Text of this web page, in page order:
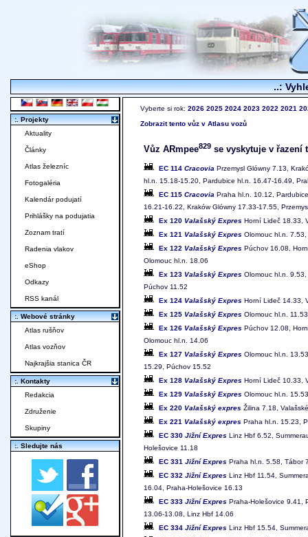
..:
Vyberte si rok: 2026 2025 2024 2023 2022 2021
Zobrazit tento vůz v Atlasu vozů
Vůz ARmpee829 se vyskytuje v řazení
EC 114 Cracovia Przemysl Glówny 7.13,
hl.n. 15.18-15.20, Pardubice hl.n. 16.47-16.49,
EC 115 Cracovia Praha hl.n. 10.12,
16.21-16.22, Kraków Glówny 17.33-17.55,
Ex 120 Valašský Expres Horní Lideč 18.33,
Ex 121 Valašský Expres Olomouc hl.n.
Ex 122 Valašský Expres Púchov 16.08,
Olomouc hl.n. 18.06
Ex 123 Valašský Expres Olomouc hl.n.
Púchov 11.52
Ex 124 Valašský Expres Horní Lideč 14.33,
Ex 125 Valašský Expres Olomouc hl.n.
Ex 126 Valašský Expres Púchov 12.08,
Olomouc hl.n. 14.06
Ex 127 Valašský Expres Olomouc hl.n.
15.29, Púchov 15.52
Ex 128 Valašský Expres Horní Lideč 10.33,
Ex 129 Valašský Expres Olomouc hl.n.
Ex 220 Valašský expres Žilina 7.18,
Ex 221 Valašský expres Praha hl.n. 15.23,
EC 330 Jižní Expres Linz Hbf 6.52,
Holešovice 11.18
EC 331 Jižní Expres Praha hl.n. 5.58, Tábor
EC 332 Jižní Expres Linz Hbf 11.54,
16.04, Praha-Holešovice 16.13
EC 333 Jižní Expres Praha-Holešovice 9.41,
13.06-13.08, Linz Hbf 14.06
EC 334 Jižní Expres Linz Hbf 15.54,
:. Projekty
Aktuality
Články
Atlas železníc
Fotogaléria
Kalendár podujatí
Prihlášky na podujatia
Zoznam tratí
Radenia vlakov
eShop
Odkazy
RSS kanál
:. Webové stránky
Atlas rušňov
Atlas vozňov
Najkrajšia stanica ČR
:. Kontakty
Redakcia
Združenie
Skupiny
:. Sledujte nás